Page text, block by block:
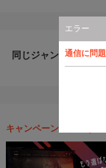
エラー
通信に問
同じジャンルのおす
キャンペーン・お得な情